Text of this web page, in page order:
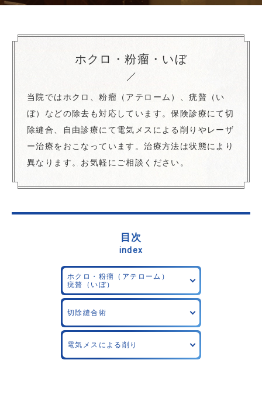
ホクロ・粉瘤・いぼ
当院ではホクロ、粉瘤（アテローム）、疣贅（い
ぼ）などの除去も対応しています。保険診療にて切
除縫合、自由診療にて電気メスによる削りやレーザ
ー治療をおこなっています。治療方法は状態により
異なります。お気軽にご相談ください。
目次
index
ホクロ・粉瘤（アテローム）
疣贅（いぼ）
切除縫合術
電気メスによる削り